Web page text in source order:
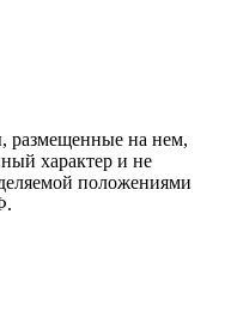
размещенные на нем,
характер и не
положениями